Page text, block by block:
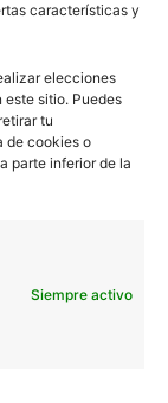
características y
elecciones
este sitio. Puedes
tu
de cookies o
parte inferior de la
Siempre activo